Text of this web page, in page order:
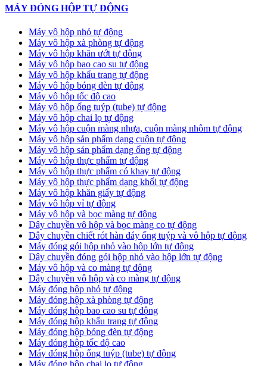
MÁY ĐÓNG HỘP TỰ ĐỘNG
Máy vô hộp nhỏ tự động
Máy vô hộp xà phòng tự động
Máy vô hộp khăn ướt tự động
Máy vô hộp bao cao su tự động
Máy vô hộp khẩu trang tự động
Máy vô hộp bóng đèn tự động
Máy vô hộp tốc độ cao
Máy vô hộp ống tuýp (tube) tự động
Máy vô hộp chai lọ tự động
Máy vô hộp cuộn màng nhựa, cuộn màng nhôm tự động
Máy vô hộp sản phẩm dạng cuộn tự động
Máy vô hộp sản phẩm dạng ống tự động
Máy vô hộp thực phẩm tự động
Máy vô hộp thực phẩm có khay tự động
Máy vô hộp thực phẩm dạng khối tự động
Máy vô hộp khăn giấy tự động
Máy vô hộp vỉ tự động
Máy vô hộp và bọc màng tự động
Dây chuyền vô hộp và bọc màng co tự động
Dây chuyền chiết rót hàn đáy ống tuýp và vô hộp tự động
Máy đóng gói hộp nhỏ vào hộp lớn tự động
Dây chuyền đóng gói hộp nhỏ vào hộp lớn tự động
Máy vô hộp và co màng tự động
Dây chuyền vô hộp và co màng tự động
Máy đóng hộp nhỏ tự động
Máy đóng hộp xà phòng tự động
Máy đóng hộp bao cao su tự động
Máy đóng hộp khẩu trang tự động
Máy đóng hộp bóng đèn tự động
Máy đóng hộp tốc độ cao
Máy đóng hộp ống tuýp (tube) tự động
Máy đóng hộp chai lọ tự động